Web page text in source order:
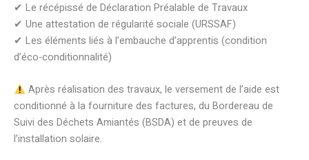
✔ Le récépissé de Déclaration Préalable de Travaux
✔ Une attestation de régularité sociale (URSSAF)
✔ Les éléments liés à l’embauche d’apprentis (condition
d’éco-conditionnalité)
Après réalisation des travaux, le versement de l’aide est
conditionné à la fourniture des factures, du Bordereau de
Suivi des Déchets Amiantés (BSDA) et de preuves de
l’installation solaire.